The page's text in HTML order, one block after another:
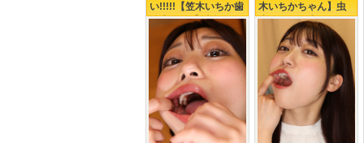
い!!!!!【笠木いちか歯
治療2日目】覚悟のお
さげ!!つ、ついに!!こ
の日が!!!!!!!!!!!
木いちかちゃん】虫
歯発見!!!銀歯になる
の？ならないの？ど
っちなんだい!!!!!!!!!